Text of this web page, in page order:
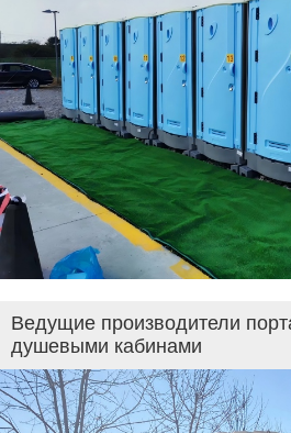
Ведущие производители
душевыми кабинами